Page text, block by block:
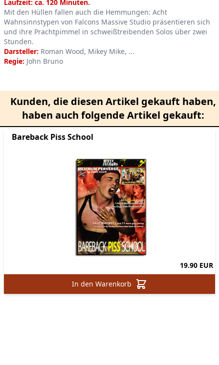
Product information
Laufzeit: ca. 120 Minuten.
Mit den Hüllen fallen auch die Hemmungen: Acht
Wahnsinnstypen von Falcons Massive Studio präsentieren sich
und ihre Prachtpimmel in schweißtreibenden Solos über zwei
Stunden.
Darsteller: Roman Wood, Mikey Mike, ...
Regie: John Bruno
Kunden, die diesen Artikel gekauft haben,
haben auch folgende Artikel gekauft:
Bareback Piss School
19.90 EUR
In den Warenkorb